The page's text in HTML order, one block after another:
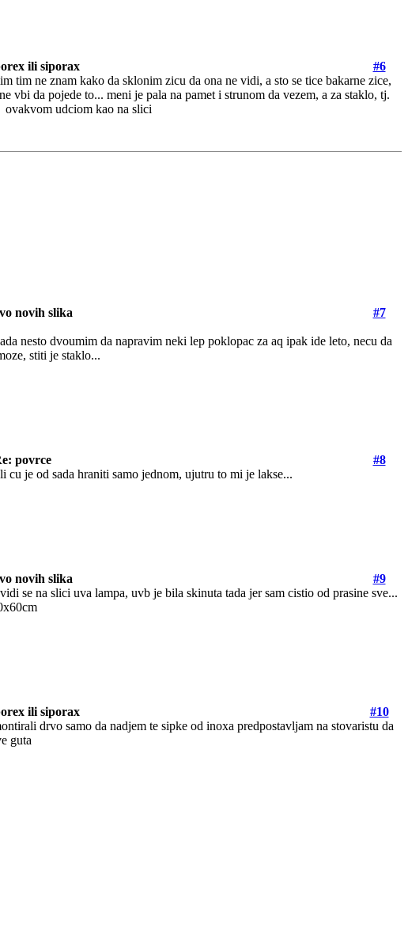
ili siporax
#6
tim ne znam kako da sklonim zicu da ona ne vidi, a sto se tice bakarne zice,
vbi da pojede to... meni je pala na pamet i strunom da vezem, a za staklo, tj.
ovakvom udciom kao na slici
novih slika
#7
nesto dvoumim da napravim neki lep poklopac za aq ipak ide leto, necu da
stiti je staklo...
povrce
#8
je od sada hraniti samo jednom, ujutru to mi je lakse...
novih slika
#9
se na slici uva lampa, uvb je bila skinuta tada jer sam cistio od prasine sve...
ili siporax
#10
drvo samo da nadjem te sipke od inoxa predpostavljam na stovaristu da
guta